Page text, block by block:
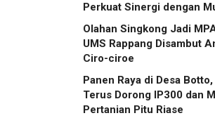
Perkuat Sinergi dengan
Olahan Singkong Jadi
UMS Rappang Disambut
Ciro-ciroe
Panen Raya di Desa
Terus Dorong IP300 dan
Pertanian Pitu Riase